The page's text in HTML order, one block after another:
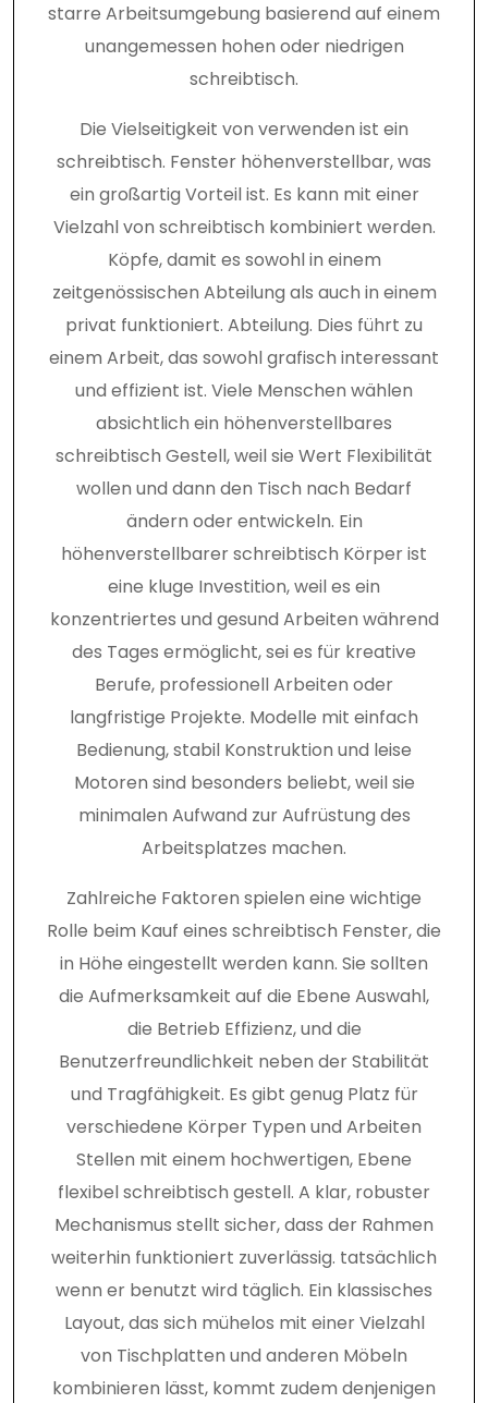
starre Arbeitsumgebung basierend auf einem
unangemessen hohen oder niedrigen
schreibtisch.
Die Vielseitigkeit von verwenden ist ein
schreibtisch. Fenster höhenverstellbar, was
ein großartig Vorteil ist. Es kann mit einer
Vielzahl von schreibtisch kombiniert werden.
Köpfe, damit es sowohl in einem
zeitgenössischen Abteilung als auch in einem
privat funktioniert. Abteilung. Dies führt zu
einem Arbeit, das sowohl grafisch interessant
und effizient ist. Viele Menschen wählen
absichtlich ein höhenverstellbares
schreibtisch Gestell, weil sie Wert Flexibilität
wollen und dann den Tisch nach Bedarf
ändern oder entwickeln. Ein
höhenverstellbarer schreibtisch Körper ist
eine kluge Investition, weil es ein
konzentriertes und gesund Arbeiten während
des Tages ermöglicht, sei es für kreative
Berufe, professionell Arbeiten oder
langfristige Projekte. Modelle mit einfach
Bedienung, stabil Konstruktion und leise
Motoren sind besonders beliebt, weil sie
minimalen Aufwand zur Aufrüstung des
Arbeitsplatzes machen.
Zahlreiche Faktoren spielen eine wichtige
Rolle beim Kauf eines schreibtisch Fenster, die
in Höhe eingestellt werden kann. Sie sollten
die Aufmerksamkeit auf die Ebene Auswahl,
die Betrieb Effizienz, und die
Benutzerfreundlichkeit neben der Stabilität
und Tragfähigkeit. Es gibt genug Platz für
verschiedene Körper Typen und Arbeiten
Stellen mit einem hochwertigen, Ebene
flexibel schreibtisch gestell. A klar, robuster
Mechanismus stellt sicher, dass der Rahmen
weiterhin funktioniert zuverlässig. tatsächlich
wenn er benutzt wird täglich. Ein klassisches
Layout, das sich mühelos mit einer Vielzahl
von Tischplatten und anderen Möbeln
kombinieren lässt, kommt zudem denjenigen